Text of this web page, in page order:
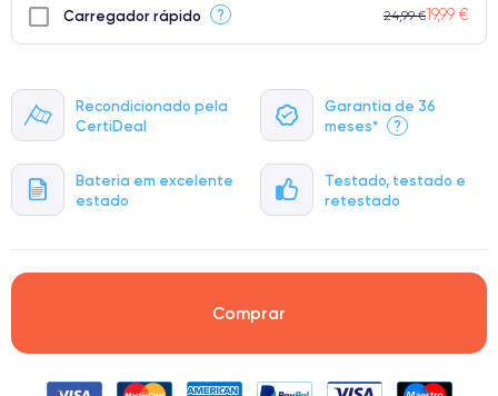
Recondicionado pela
CertiDeal
Garantia de 36
meses*
?
Bateria em excelente
estado
Testado, testado e
retestado
Carregador rápido ? 24,99 €19,99 €
Comprar